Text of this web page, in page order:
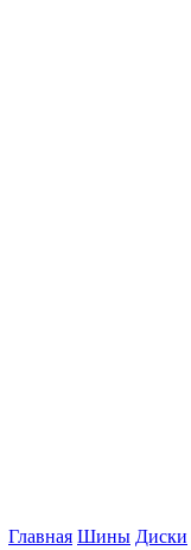
Главная Шины Диски